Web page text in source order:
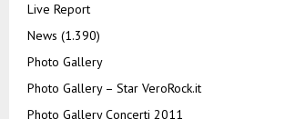
Live Report
News (1.390)
Photo Gallery
Photo Gallery – Star VeroRock.it
Photo Gallery Concerti 2011